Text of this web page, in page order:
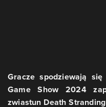
Gracze spodziewają
Game Show 2024
zwiastun Death